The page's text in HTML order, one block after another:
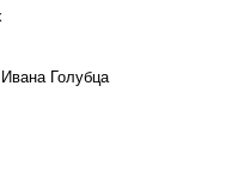
Голубца